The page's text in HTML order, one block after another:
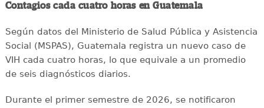
Contagios cada cuatro horas en Guatemala
Según datos del Ministerio de Salud Pública y Asistencia
Social (MSPAS), Guatemala registra un nuevo caso de
VIH cada cuatro horas, lo que equivale a un promedio
de seis diagnósticos diarios.
Durante el primer semestre de 2026, se notificaron